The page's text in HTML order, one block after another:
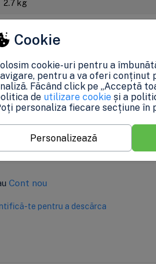
2.7 kg
24 luni
a păstra acurateţea informaţiilor din
specificaţii pot fi modificate de
OUG 140/2021, produsele
Cont nou
te pentru a descărca
Cookie
cookie-uri pentru a
pentru a va oferi conținut
Făcând click pe „Acceptă
de utilizare cookie și a
personaliza fiecare secțiune în
Personalizează